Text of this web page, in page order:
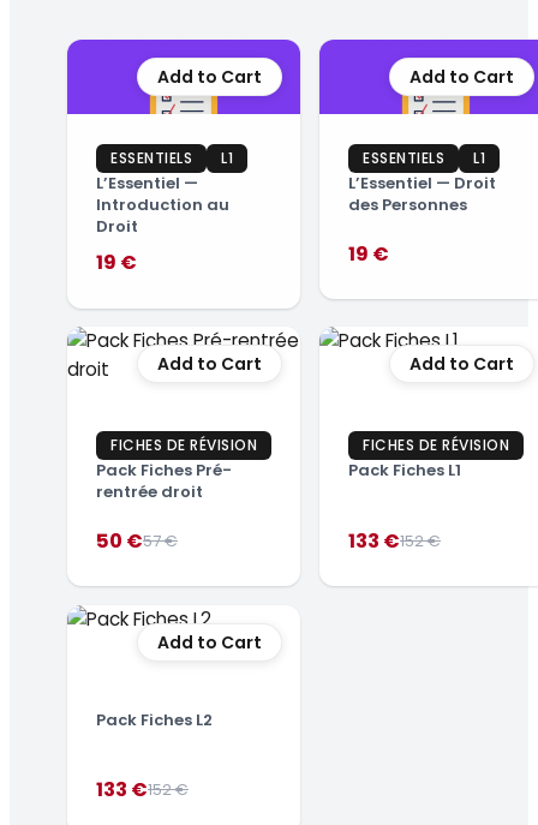
Add to Cart
ESSENTIELS L1
L’Essentiel —
Introduction au
Droit
19 €
Add to Cart
ESSENTIELS L1
L’Essentiel — Droit
des Personnes
19 €
Add to Cart
FICHES DE RÉVISION
Pack Fiches Pré-
rentrée droit
50 €Compare
57 €
Add to Cart
FICHES DE RÉVISION
Pack Fiches L1
133 €Compare
152 €
Add to Cart
Pack Fiches L2
133 €Compare
152 €